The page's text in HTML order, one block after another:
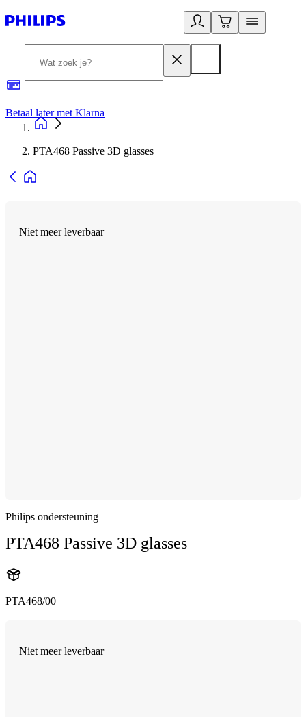
Betaal later met Klarna
PTA468 Passive 3D glasses
Niet meer leverbaar
Philips ondersteuning
PTA468 Passive 3D glasses
PTA468/00
Niet meer leverbaar